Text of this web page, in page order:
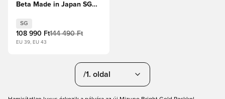
Beta Made in Japan SG
Fehér/Arany/Hűvös
szürke
SG
108 990 Ft144 490 Ft
EU 39, EU 43
/1. oldal